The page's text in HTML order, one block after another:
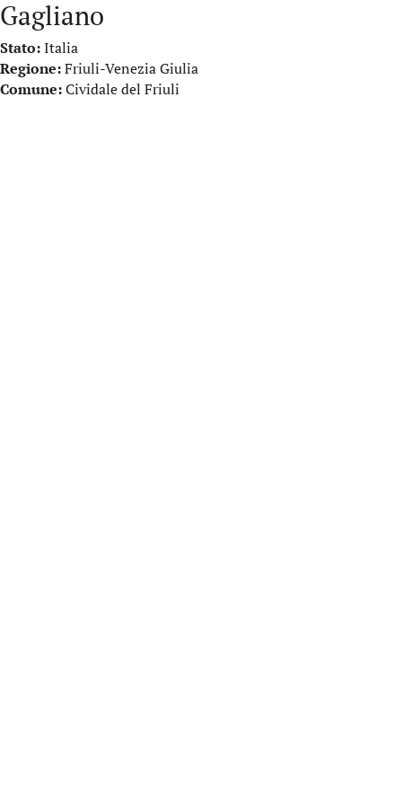
Gagliano
Stato:Italia
Regione:Friuli-Venezia Giulia
Comune:Cividale del Friuli